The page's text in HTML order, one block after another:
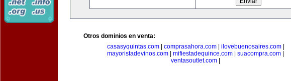
Otros dominios en venta:
casasyquintas.com| comprasahora.com| ilovebuenosaires.com|
mayoristadevinos.com
mifiestadequince.com suacompra.com
ventasoutlet.com